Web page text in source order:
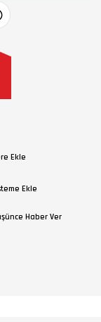
Ekle
Ekle
Haber Ver